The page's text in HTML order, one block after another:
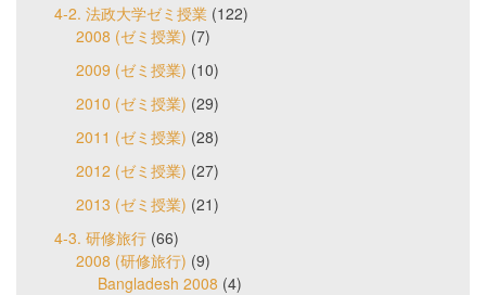
4-2. 法政大学ゼミ授業 (122)
2008 (ゼミ授業) (7)
2009 (ゼミ授業) (10)
2010 (ゼミ授業) (29)
2011 (ゼミ授業) (28)
2012 (ゼミ授業) (27)
2013 (ゼミ授業) (21)
4-3. 研修旅行 (66)
2008 (研修旅行) (9)
Bangladesh 2008 (4)